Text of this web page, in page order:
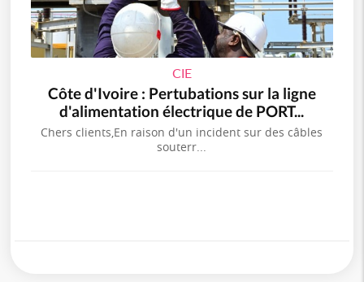
CIE
Côte d'Ivoire : Pertubations sur la ligne
d'alimentation électrique de PORT...
Chers clients,En raison d'un incident sur des câbles
souterr...